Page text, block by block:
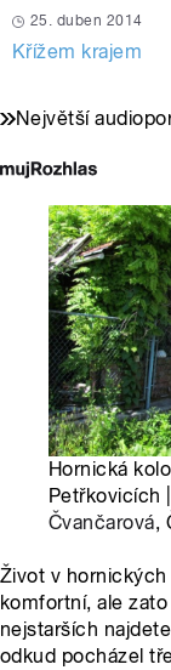
25. duben 2014
Křížem krajem
Největší
Hornická
Petřkovicích
Čvančarová,
Život v hornických
komfortní, ale
nejstarších
odkud pocházel